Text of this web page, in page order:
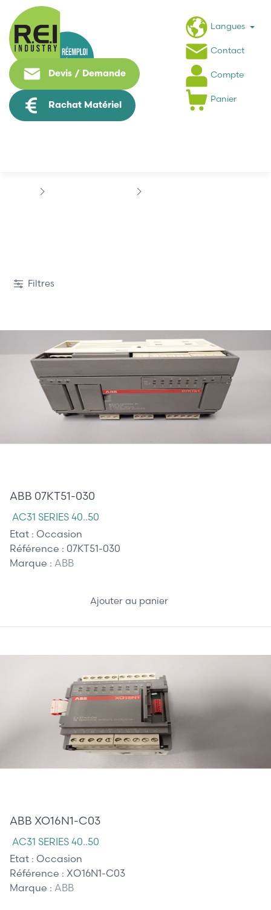
Devis / Demande
Rachat Matériel
Langues
Contact
Compte
Panier
Filtres
ABB 07KT51-030
AC31 SERIES 40..50
Etat : Occasion
Référence : 07KT51-030
Marque : ABB
Ajouter au panier
ABB XO16N1-C03
AC31 SERIES 40..50
Etat : Occasion
Référence : XO16N1-C03
Marque : ABB